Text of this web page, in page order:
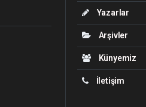
Yazarlar
Arşivler
Künyemiz
İletişim